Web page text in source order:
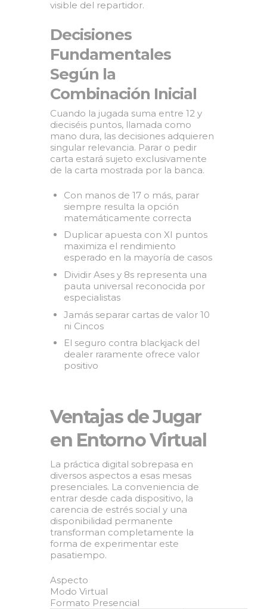
visible del repartidor.
Decisiones
Fundamentales
Según la
Combinación Inicial
Cuando la jugada suma entre 12 y
dieciséis puntos, llamada como
mano dura, las decisiones adquieren
singular relevancia. Parar o pedir
carta estará sujeto exclusivamente
de la carta mostrada por la banca.
Con manos de 17 o más, parar
siempre resulta la opción
matemáticamente correcta
Duplicar apuesta con XI puntos
maximiza el rendimiento
esperado en la mayoría de casos
Dividir Ases y 8s representa una
pauta universal reconocida por
especialistas
Jamás separar cartas de valor 10
ni Cincos
El seguro contra blackjack del
dealer raramente ofrece valor
positivo
Ventajas de Jugar
en Entorno Virtual
La práctica digital sobrepasa en
diversos aspectos a esas mesas
presenciales. La conveniencia de
entrar desde cada dispositivo, la
carencia de estrés social y una
disponibilidad permanente
transforman completamente la
forma de experimentar este
pasatiempo.
Aspecto
Modo Virtual
Formato Presencial